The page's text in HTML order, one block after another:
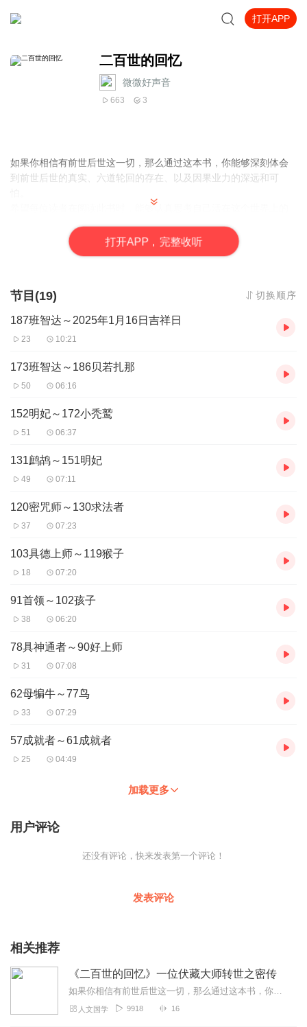
打开APP
二百世的回忆
微微好声音
663 3
如果你相信有前世后世这一切，那么通过这本书，你能够深刻体会
到前世后世的真实、六道轮回的存在、以及因果业力的深远和可
希望每位读者在阅读此书时，能够认真思考自己活在这个世界上的
一一一索达吉堪布
打开APP，完整收听
节目(19) 切换顺序
187班智达～2025年1月16日吉祥日
23 10:21
173班智达～186贝若扎那
50 06:16
152明妃～172小秃鹫
51 06:37
131鹧鸪～151明妃
49 07:11
120密咒师～130求法者
37 07:23
103具德上师～119猴子
18 07:20
91首领～102孩子
38 06:20
78具神通者～90好上师
31 07:08
62母犏牛～77鸟
33 07:29
57成就者～61成就者
25 04:49
加载更多
用户评论
还没有评论，快来发表第一个评论！
发表评论
相关推荐
《二百世的回忆》一位伏藏大师转世之密传
如果你相信有前世后世这一切，那么通过这本书，你能够深刻体会到前世后世的真实、六道轮回的存在、以及因果业力的深远和可怕。希望每位读者在阅读此书时，能够认真思考自己...
人文国学 9918 16